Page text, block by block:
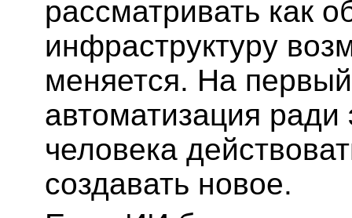
рассматривать как
инфраструктуру
меняется. На
автоматизация
человека
создавать новое.